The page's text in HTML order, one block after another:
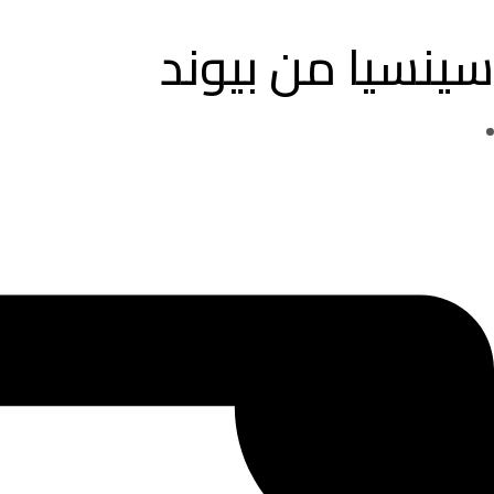
سينسيا من بيوند